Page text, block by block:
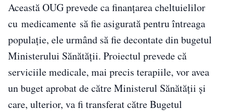
Această OUG prevede ca finanțarea cheltuielilor
cu medicamente să fie asigurată pentru întreaga
populație, ele urmând să fie decontate din bugetul
Ministerului Sănătății. Proiectul prevede că
serviciile medicale, mai precis terapiile, vor avea
un buget aprobat de către Ministerul Sănătății și
care, ulterior, va fi transferat către Bugetul